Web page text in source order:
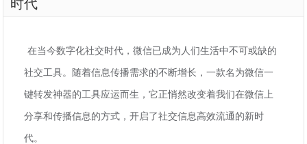
时代
在当今数字化社交时代，微信已成为人们生活中不可或缺的
社交工具。随着信息传播需求的不断增长，一款名为微信一
键转发神器的工具应运而生，它正悄然改变着我们在微信上
分享和传播信息的方式，开启了社交信息高效流通的新时
代。